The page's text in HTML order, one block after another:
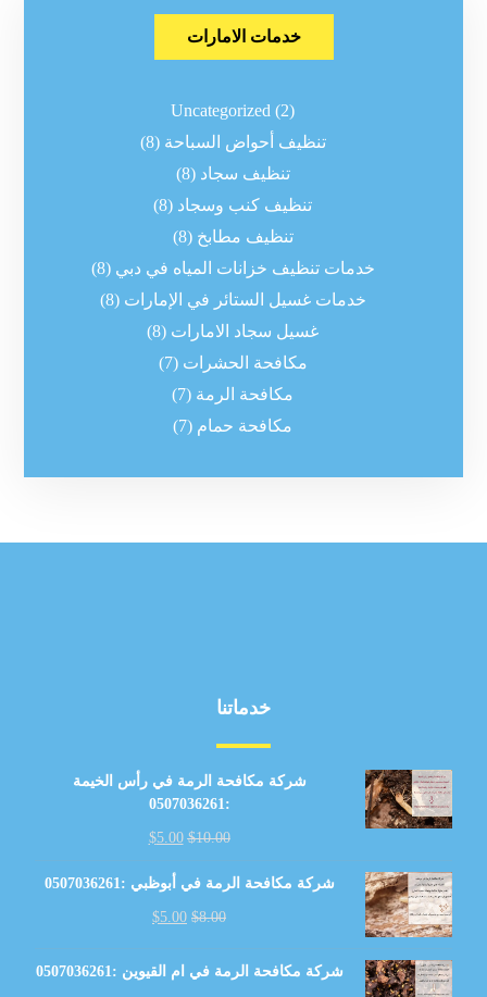
خدمات الامارات
Uncategorized (2)
تنظيف أحواض السباحة (8)
تنظيف سجاد (8)
تنظيف كنب وسجاد (8)
تنظيف مطابخ (8)
خدمات تنظيف خزانات المياه في دبي (8)
خدمات غسيل الستائر في الإمارات (8)
غسيل سجاد الامارات (8)
مكافحة الحشرات (7)
مكافحة الرمة (7)
مكافحة حمام (7)
خدماتنا
شركة مكافحة الرمة في رأس الخيمة
:0507036261
$10.00
$5.00
شركة مكافحة الرمة في أبوظبي :0507036261
$8.00
$5.00
شركة مكافحة الرمة في ام القيوين :0507036261